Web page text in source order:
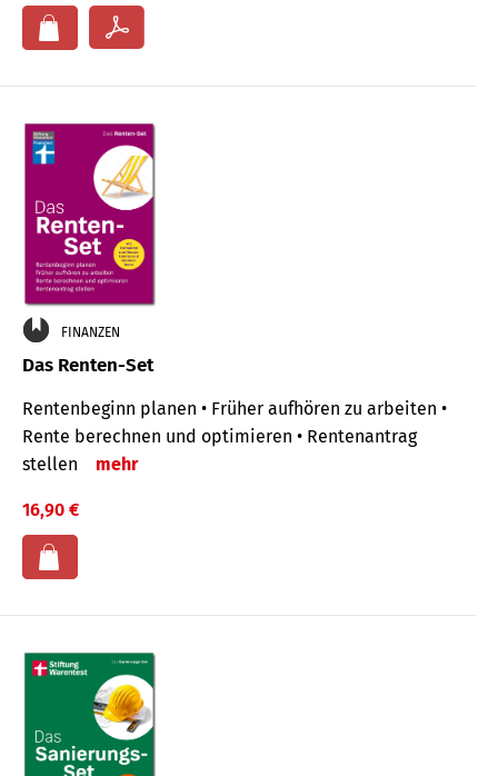
FINANZEN
Das Renten-Set
Rentenbeginn planen • Früher aufhören zu arbeiten •
Rente berechnen und optimieren • Rentenantrag
stellen
mehr
16,90 €